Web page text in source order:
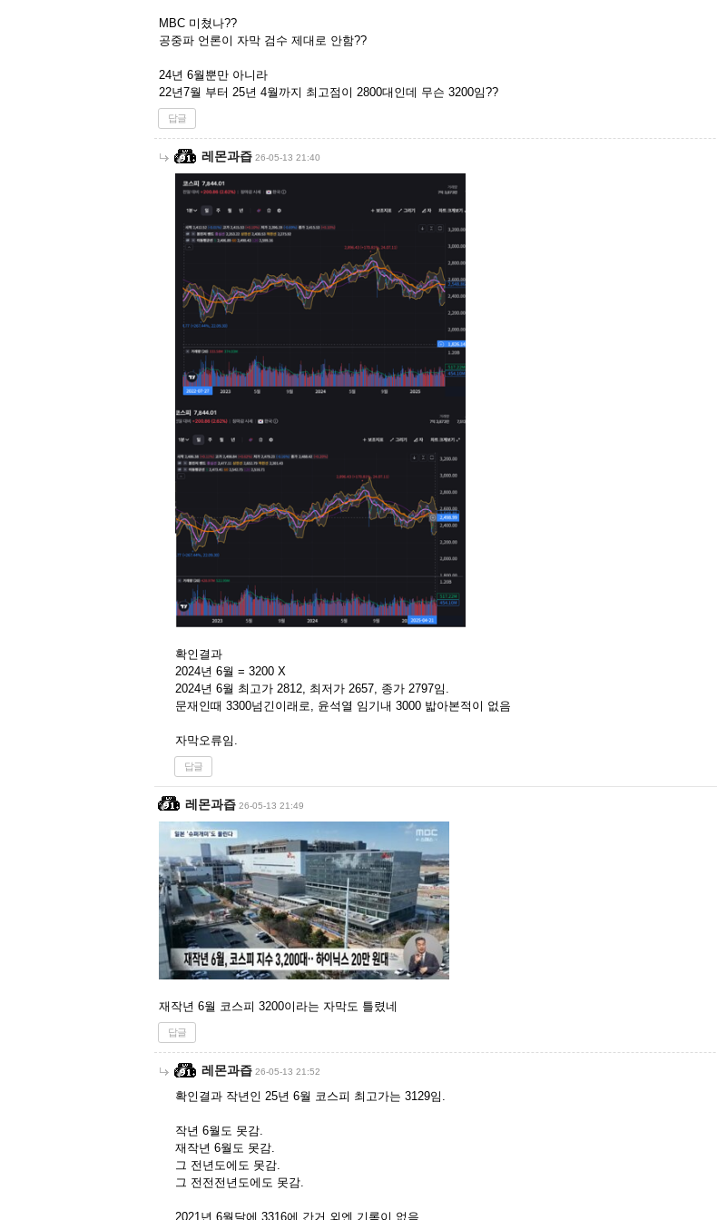
MBC 미쳤나??
공중파 언론이 자막 검수 제대로 안함??
24년 6월뿐만 아니라
22년7월 부터 25년 4월까지 최고점이 2800대인데 무슨 3200임??
답글
레몬과즙 26-05-13 21:40
확인결과
2024년 6월 = 3200 X
2024년 6월 최고가 2812, 최저가 2657, 종가 2797임.
문재인때 3300넘긴이래로, 윤석열 임기내 3000 밟아본적이 없음
자막오류임.
답글
레몬과즙 26-05-13 21:49
재작년 6월 코스피 3200이라는 자막도 틀렸네
답글
레몬과즙 26-05-13 21:52
확인결과 작년인 25년 6월 코스피 최고가는 3129임.
작년 6월도 못감.
재작년 6월도 못감.
그 전년도에도 못감.
그 전전전년도에도 못감.
2021년 6월달에 3316에 간거 외엔 기록이 없음.